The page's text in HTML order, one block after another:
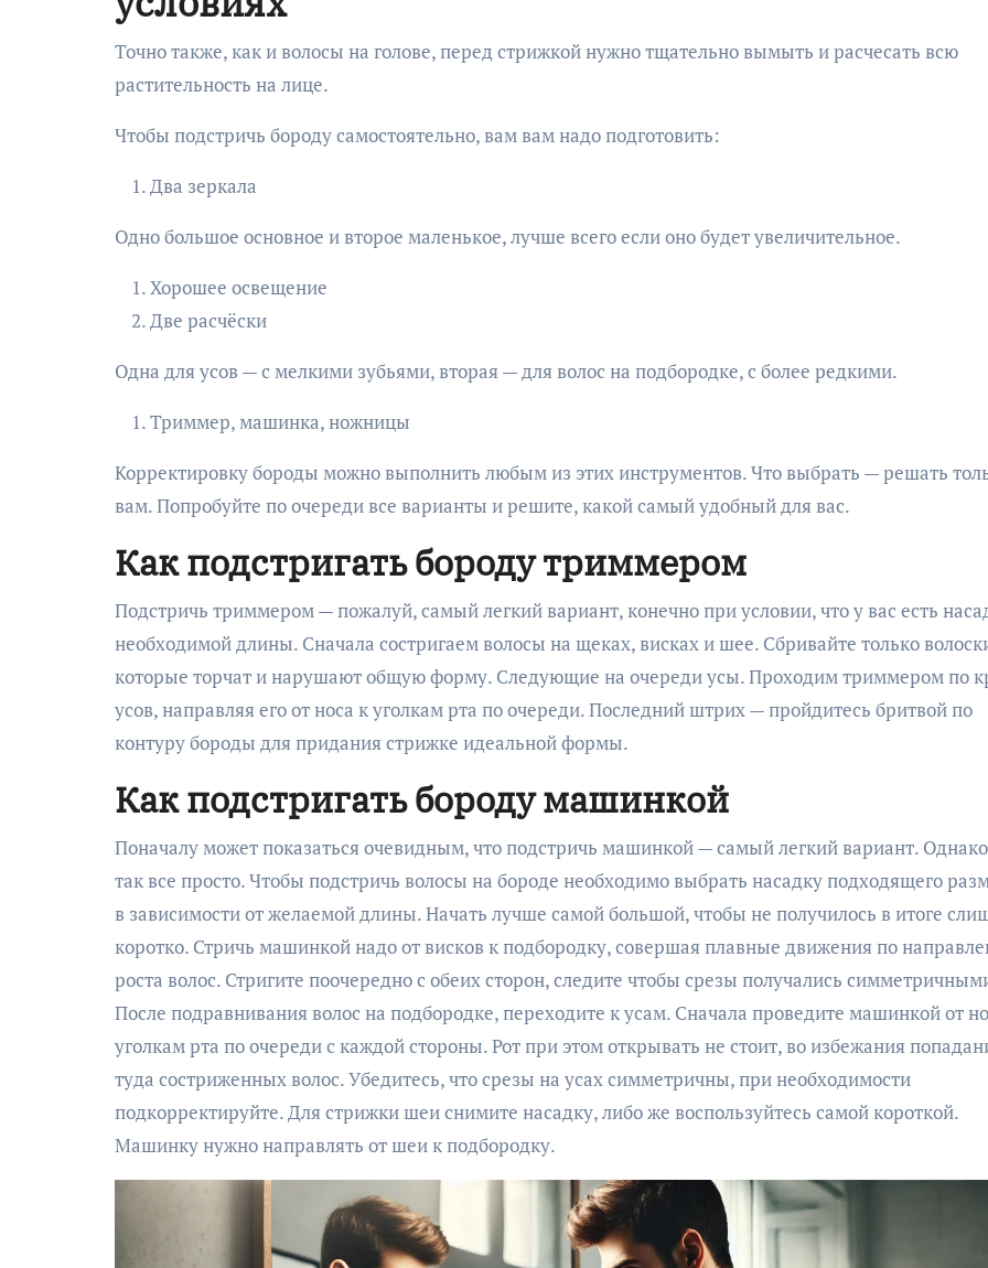
Точно также, как и волосы на голове, перед стрижкой нужно тщательно вымыть и расчесать всю
растительность на лице.
Чтобы подстричь бороду самостоятельно, вам вам надо подготовить:
Два зеркала
Одно большое основное и второе маленькое, лучше всего если оно будет увеличительное.
Хорошее освещение
Две расчёски
Одна для усов — с мелкими зубьями, вторая — для волос на подбородке, с более редкими.
Триммер, машинка, ножницы
Корректировку бороды можно выполнить любым из этих инструментов. Что выбрать — решать
вам. Попробуйте по очереди все варианты и решите, какой самый удобный для вас.
Как подстригать бороду триммером
Подстричь триммером — пожалуй, самый легкий вариант, конечно при условии, что у вас есть
необходимой длины. Сначала состригаем волосы на щеках, висках и шее. Сбривайте только
которые торчат и нарушают общую форму. Следующие на очереди усы. Проходим триммером по
усов, направляя его от носа к уголкам рта по очереди. Последний штрих — пройдитесь бритвой по
контуру бороды для придания стрижке идеальной формы.
Как подстригать бороду машинкой
Поначалу может показаться очевидным, что подстричь машинкой — самый легкий вариант.
так все просто. Чтобы подстричь волосы на бороде необходимо выбрать насадку подходящего
в зависимости от желаемой длины. Начать лучше самой большой, чтобы не получилось в итоге
коротко. Стричь машинкой надо от висков к подбородку, совершая плавные движения по
роста волос. Стригите поочередно с обеих сторон, следите чтобы срезы получались
После подравнивания волос на подбородке, переходите к усам. Сначала проведите машинкой от
уголкам рта по очереди с каждой стороны. Рот при этом открывать не стоит, во избежания
туда состриженных волос. Убедитесь, что срезы на усах симметричны, при необходимости
подкорректируйте. Для стрижки шеи снимите насадку, либо же воспользуйтесь самой короткой.
Машинку нужно направлять от шеи к подбородку.